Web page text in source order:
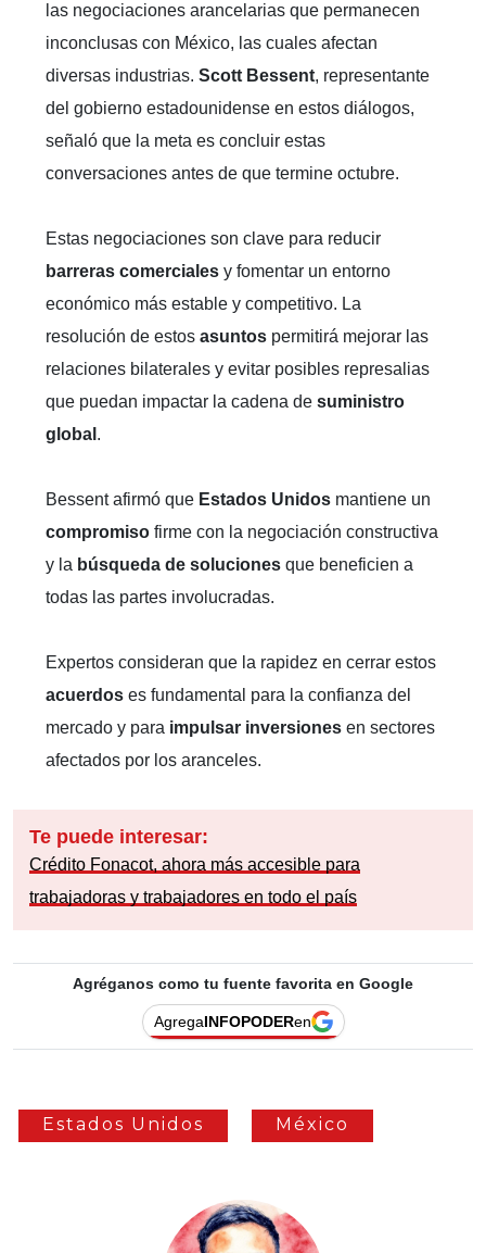
las negociaciones arancelarias que permanecen
inconclusas con México, las cuales afectan
diversas industrias. Scott Bessent, representante
del gobierno estadounidense en estos diálogos,
señaló que la meta es concluir estas
conversaciones antes de que termine octubre.
Estas negociaciones son clave para reducir
barreras comerciales y fomentar un entorno
económico más estable y competitivo. La
resolución de estos asuntos permitirá mejorar las
relaciones bilaterales y evitar posibles represalias
que puedan impactar la cadena de suministro
global .
Bessent afirmó que Estados Unidos mantiene un
compromiso firme con la negociación constructiva
y la búsqueda de soluciones que beneficien a
todas las partes involucradas.
Expertos consideran que la rapidez en cerrar estos
acuerdos es fundamental para la confianza del
mercado y para impulsar inversiones en sectores
afectados por los aranceles.
Te puede interesar:
Crédito Fonacot, ahora más accesible para
trabajadoras y trabajadores en todo el país
Agréganos como tu fuente favorita en Google
AgregaINFOPODERen
Estados Unidos México